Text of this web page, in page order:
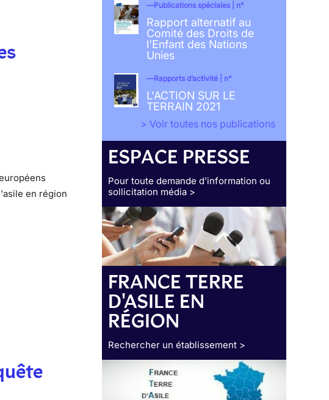
en région
Publications spéciales | n°
Rapport alternatif au
Comité des Droits de
l'Enfant des Nations
Unies
Rapports d’activité | n°
L'ACTION SUR LE
TERRAIN 2021
> Voir toutes nos publications
ESPACE PRESSE
Pour toute demande d’information ou
sollicitation média >
FRANCE TERRE
D'ASILE EN
RÉGION
Rechercher un établissement >